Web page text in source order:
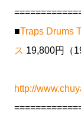
■Traps Drums
ス 19,800円（
http://